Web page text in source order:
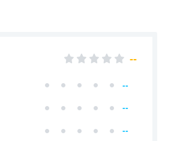
--
--
--
--